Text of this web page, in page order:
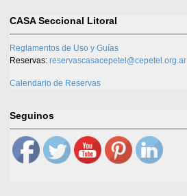
CASA Seccional Litoral
Reglamentos de Uso y Guías
Reservas: reservascasacepetel@cepetel.org.ar
Calendario de Reservas
Seguinos